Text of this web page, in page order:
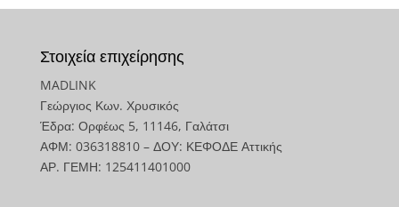
Στοιχεία επιχείρησης
MADLINK
Γεώργιος Κων. Χρυσικός
Έδρα: Ορφέως 5, 11146, Γαλάτσι
ΑΦΜ: 036318810 – ΔΟΥ: ΚΕΦΟΔΕ Αττικής
ΑΡ. ΓΕΜΗ: 125411401000